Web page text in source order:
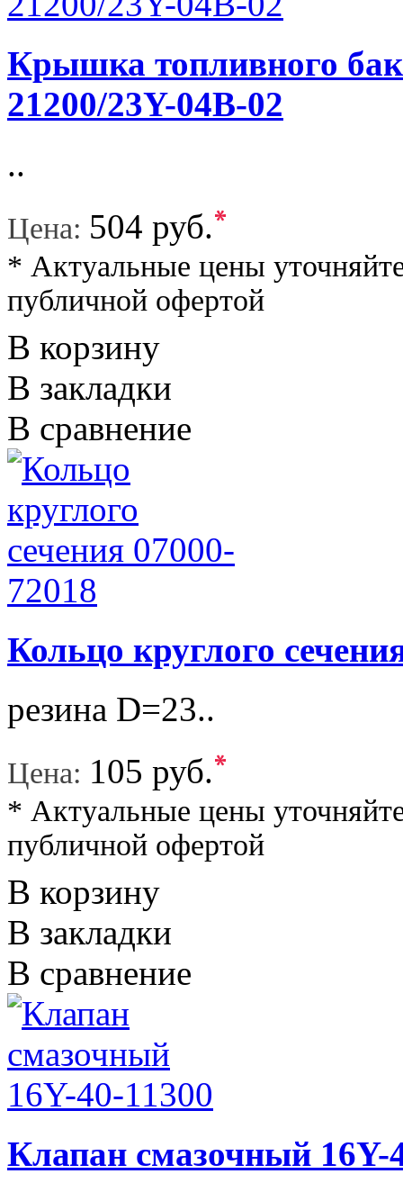
Крышка топливного
21200/23Y-04B-02
..
Цена: 504 руб.*
* Актуальные цены
публичной офертой
В корзину
В закладки
В сравнение
Кольцо круглого
резина D=23..
Цена: 105 руб.*
* Актуальные цены
публичной офертой
В корзину
В закладки
В сравнение
Клапан смазочный 16Y-